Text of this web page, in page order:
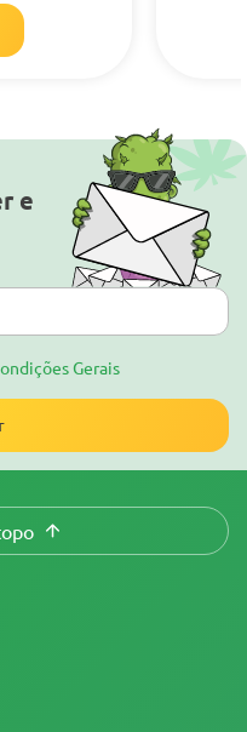
e
Gerais